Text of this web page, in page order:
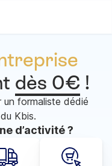
dès 0€!
formaliste dédié
Kbis.
d’activité ?